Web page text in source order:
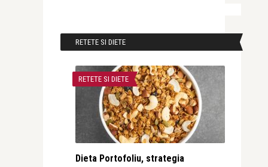
RETETE SI DIETE
RETETE SI DIETE
Dieta Portofoliu, strategia